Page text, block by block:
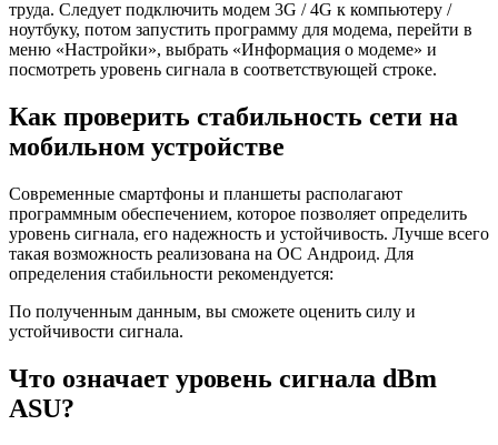
труда. Следует подключить модем 3G / 4G к компьютеру /
ноутбуку, потом запустить программу для модема, перейти в
меню «Настройки», выбрать «Информация о модеме» и
посмотреть уровень сигнала в соответствующей строке.
Как проверить стабильность сети на
мобильном устройстве
Современные смартфоны и планшеты располагают
программным обеспечением, которое позволяет определить
уровень сигнала, его надежность и устойчивость. Лучше всего
такая возможность реализована на ОС Андроид. Для
определения стабильности рекомендуется:
По полученным данным, вы сможете оценить силу и
устойчивости сигнала.
Что означает уровень сигнала dBm
ASU?